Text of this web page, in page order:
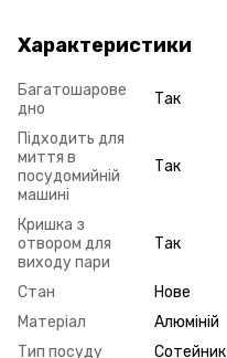
Характеристики
Багатошарове
дно
Так
Підходить для
миття в
посудомийній
машині
Так
Кришка з
отвором для
виходу пари
Так
Стан
Нове
Матеріал
Алюміній
Тип посуду
Сотейник